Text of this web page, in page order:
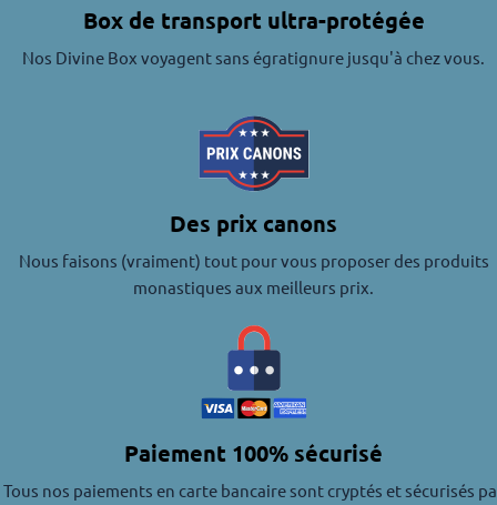
Box de transport ultra-protégée
Nos Divine Box voyagent sans égratignure jusqu'à chez vous.
Des prix canons
Nous faisons (vraiment) tout pour vous proposer des produits
monastiques aux meilleurs prix.
Paiement 100% sécurisé
Tous nos paiements en carte bancaire sont cryptés et sécurisés